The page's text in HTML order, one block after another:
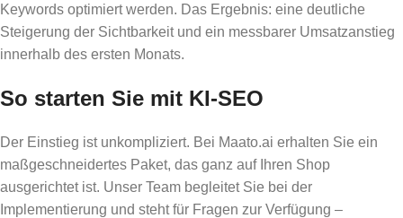
Keywords optimiert werden. Das Ergebnis: eine deutliche
Steigerung der Sichtbarkeit und ein messbarer Umsatzanstieg
innerhalb des ersten Monats.
So starten Sie mit KI-SEO
Der Einstieg ist unkompliziert. Bei Maato.ai erhalten Sie ein
maßgeschneidertes Paket, das ganz auf Ihren Shop
ausgerichtet ist. Unser Team begleitet Sie bei der
Implementierung und steht für Fragen zur Verfügung –